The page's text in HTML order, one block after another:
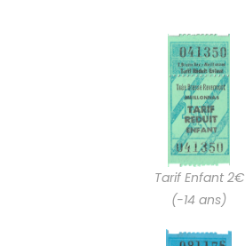
Tarif Enfant 2€
(-14 ans)